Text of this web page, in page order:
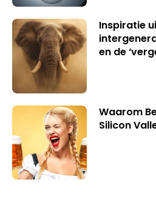
Inspiratie
en de
Waarom
Silicon